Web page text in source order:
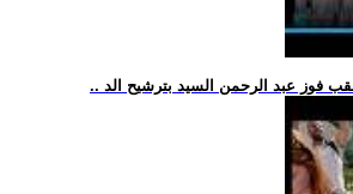
عقب فوز عبد الرحمن السيد بترشيح الد